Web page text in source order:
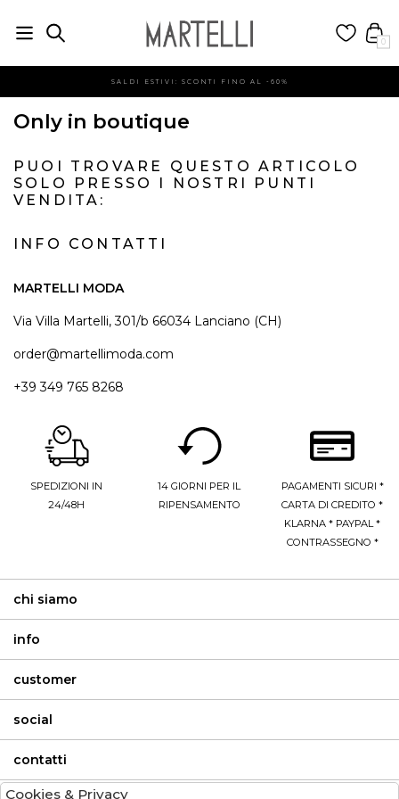
0
SALDI ESTIVI: SCONTI FINO AL -60%
Only in boutique
PUOI TROVARE QUESTO ARTICOLO
SOLO PRESSO I NOSTRI PUNTI
VENDITA:
INFO CONTATTI
MARTELLI MODA
Via Villa Martelli, 301/b 66034 Lanciano (CH)
order@martellimoda.com
+39 349 765 8268
SPEDIZIONI IN
24/48H
14 GIORNI PER IL
RIPENSAMENTO
PAGAMENTI SICURI *
CARTA DI CREDITO *
KLARNA * PAYPAL *
CONTRASSEGNO *
chi siamo
info
customer
social
contatti
Cookies & Privacy